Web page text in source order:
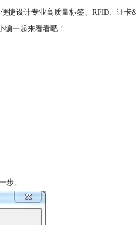
捷设计专业高质量标签、RFID、证
一起来看看吧！
步。